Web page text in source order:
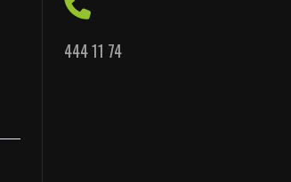
444 11 74